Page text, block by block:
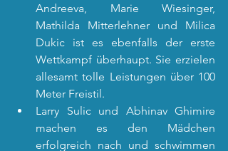
Andreeva, Marie Wiesinger,
Mathilda Mitterlehner und Milica
Dukic ist es ebenfalls der erste
Wettkampf überhaupt. Sie erzielen
allesamt tolle Leistungen über 100
Meter Freistil.
Larry Sulic und Abhinav Ghimire
machen es den Mädchen
erfolgreich nach und schwimmen